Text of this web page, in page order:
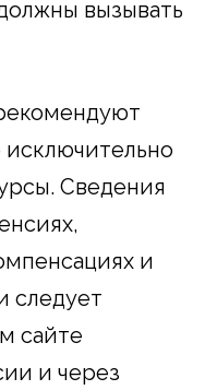
вызывать
Сведения
и
следует
сайте
и через